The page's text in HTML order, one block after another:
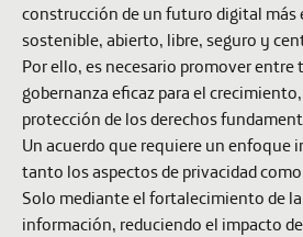
construcción de un futuro digital
sostenible, abierto, libre, seguro y
Por ello, es necesario promover entre
gobernanza eficaz para el
protección de los derechos
Un acuerdo que requiere un enfoque
tanto los aspectos de privacidad
Solo mediante el fortalecimiento de
información, reduciendo el impacto